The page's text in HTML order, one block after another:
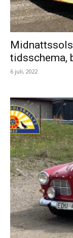
tidsschema,
6 juli, 2022